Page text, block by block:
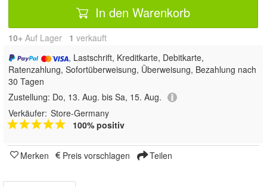
In den Warenkorb
10+ Auf Lager 1 verkauft
, Lastschrift, Kreditkarte, Debitkarte,
Ratenzahlung, Sofortüberweisung, Überweisung, Bezahlung nach
30 Tagen
Zustellung: Do, 13. Aug. bis Sa, 15. Aug.
Verkäufer: Store-Germany
100% positiv
Merken Preis vorschlagen Teilen